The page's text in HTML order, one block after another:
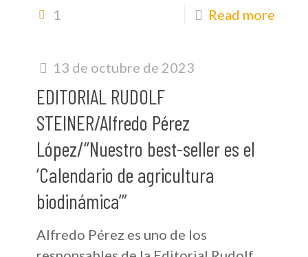
1 Read more
13 de octubre de 2023
EDITORIAL RUDOLF
STEINER/Alfredo Pérez
López/“Nuestro best-seller es el
‘Calendario de agricultura
biodinámica’”
Alfredo Pérez es uno de los